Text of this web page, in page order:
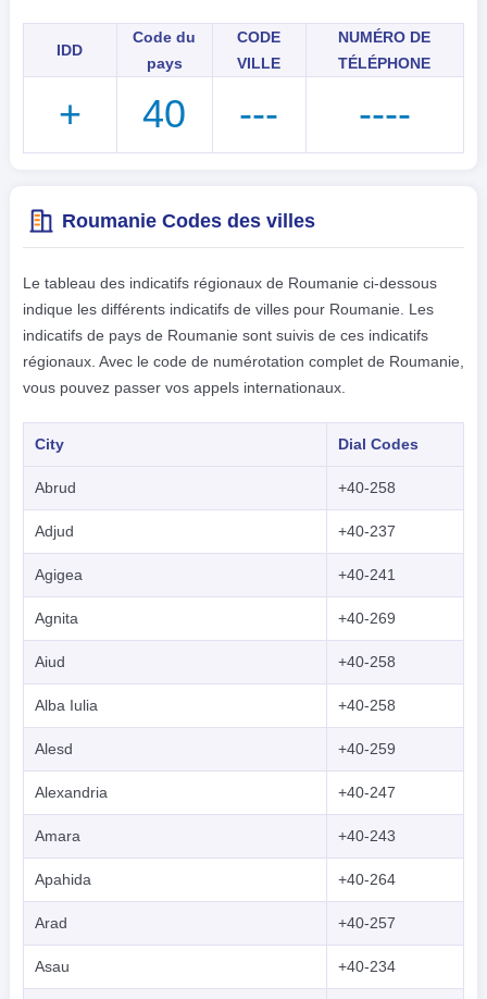
IDD
Code du
pays
CODE
VILLE
NUMÉRO DE
TÉLÉPHONE
+ 40 --- ----
Roumanie Codes des villes
Le tableau des indicatifs régionaux de Roumanie ci-dessous
indique les différents indicatifs de villes pour Roumanie. Les
indicatifs de pays de Roumanie sont suivis de ces indicatifs
régionaux. Avec le code de numérotation complet de Roumanie,
vous pouvez passer vos appels internationaux.
City Dial Codes
Abrud +40-258
Adjud +40-237
Agigea +40-241
Agnita +40-269
Aiud +40-258
Alba Iulia +40-258
Alesd +40-259
Alexandria +40-247
Amara +40-243
Apahida +40-264
Arad +40-257
Asau +40-234